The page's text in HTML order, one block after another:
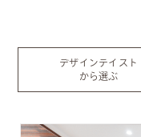
デザインテイスト
から選ぶ